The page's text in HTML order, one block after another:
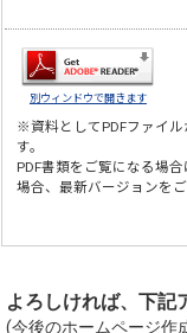
別ウィンドウで開きます
※資料としてPDFファイ
す。
PDF書類をご覧になる場
場合、最新バージョンをご